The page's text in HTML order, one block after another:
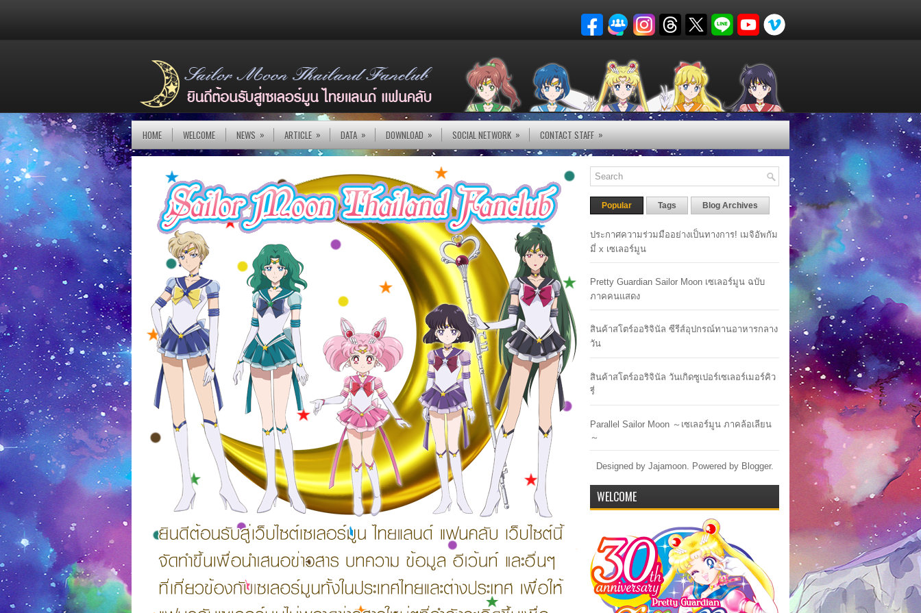
HOME WELCOME NEWS » ARTICLE » DATA » DOWNLOAD » SOCIAL NETWORK » CONTACT STAFF »
Popular Tags Blog Archives
ประกาศความร่วมมืออย่างเป็นทางการ! เมจิอัพกัม
มี่ x เซเลอร์มูน
Pretty Guardian Sailor Moon เซเลอร์มูน ฉบับ
ภาคคนแสดง
สินค้าสโตร์ออริจินัล ซีรีส์อุปกรณ์ทานอาหารกลาง
วัน
สินค้าสโตร์ออริจินัล วันเกิดซูเปอร์เซเลอร์เมอร์คิว
รี่
Parallel Sailor Moon ～เซเลอร์มูน ภาคล้อเลียน
～
Designed by Jajamoon. Powered by Blogger.
WELCOME